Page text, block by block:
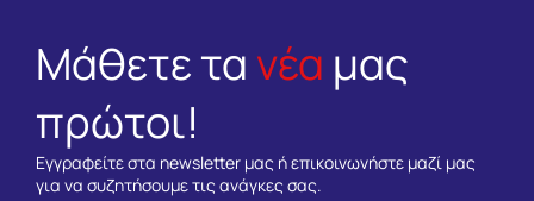
Μάθετε τα νέα μας
πρώτοι!
Εγγραφείτε στα newsletter μας ή επικοινωνήστε μαζί μας
για να συζητήσουμε τις ανάγκες σας.